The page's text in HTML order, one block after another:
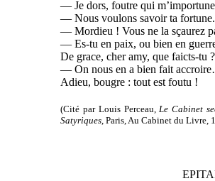
— Je dors, foutre qui
— Nous voulons savoir ta fortune.
— Mordieu ! Vous ne la sçaurez
— Es-tu en paix, ou bien en
De grace, cher amy, que faicts-tu ?
— On nous en a bien fait
Adieu, bougre : tout est foutu !
(Cité par Louis Perceau,Le Cabinet
Satyriques, Paris, Au Cabinet du Livre,